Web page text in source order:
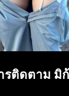
รติดตาม มิ